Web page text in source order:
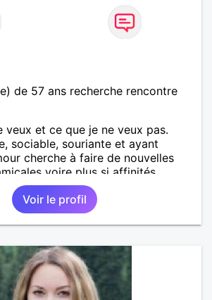
de 57 ans recherche rencontre
veux et ce que je ne veux pas.
sociable, souriante et ayant
cherche à faire de nouvelles
voire plus si affinités.
Voir le profil